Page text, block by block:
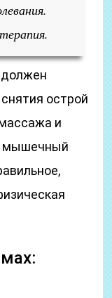
должен
острой
и
мышечный